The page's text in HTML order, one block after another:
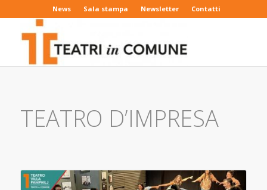
News Sala stampa Newsletter Contatti
TEATRO D’IMPRESA